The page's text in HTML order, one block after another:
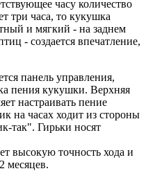
часу количество
три часа, то кукушка
и мягкий - на заднем
- создается впечатление,
панель управления,
пения кукушки. Верхняя
настраивать пение
на часах ходит из стороны
так". Гирьки носят
высокую точность хода и
месяцев.